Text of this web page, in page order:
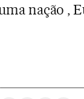
nação ,